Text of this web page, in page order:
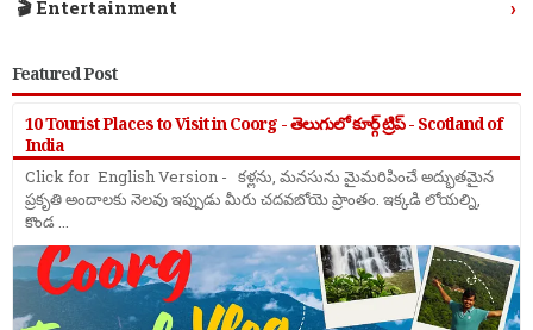
🎬 Entertainment ›
Featured Post
10 Tourist Places to Visit in Coorg - తెలుగులో కూర్గ్ ట్రిప్ - Scotland of
India
Click for English Version - కళ్లను, మనసును మైమరిపించే అద్భుతమైన
ప్రకృతి అందాలకు నెలవు ఇప్పుడు మీరు చదవబోయె ప్రాంతం. ఇక్కడి లోయల్ని,
కొండ ...